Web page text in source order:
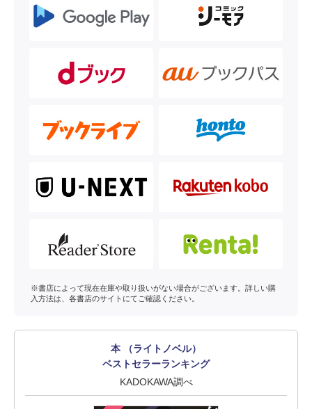
※書店によって現在在庫や取り扱いがない場合がございます。詳しい購
入方法は、各書店のサイトにてご確認ください。
本 （ライトノベル）
ベストセラーランキング
KADOKAWA調べ